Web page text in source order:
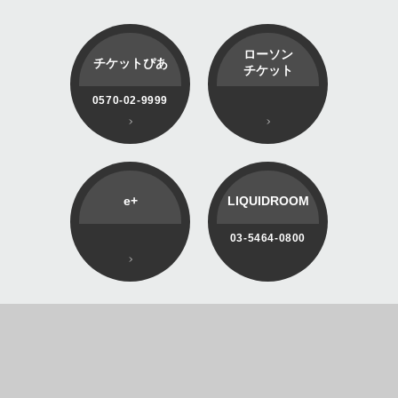
チケットぴあ
0570-02-9999
ローソン
チケット
e+ LIQUIDROOM
03-5464-0800